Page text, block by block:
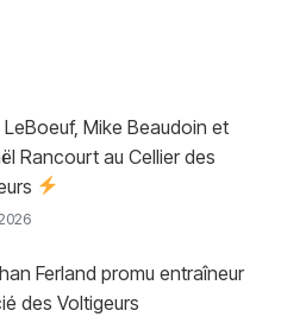
Mike Beaudoin et
Rancourt au Cellier des
Ferland promu entraîneur
des Voltigeurs